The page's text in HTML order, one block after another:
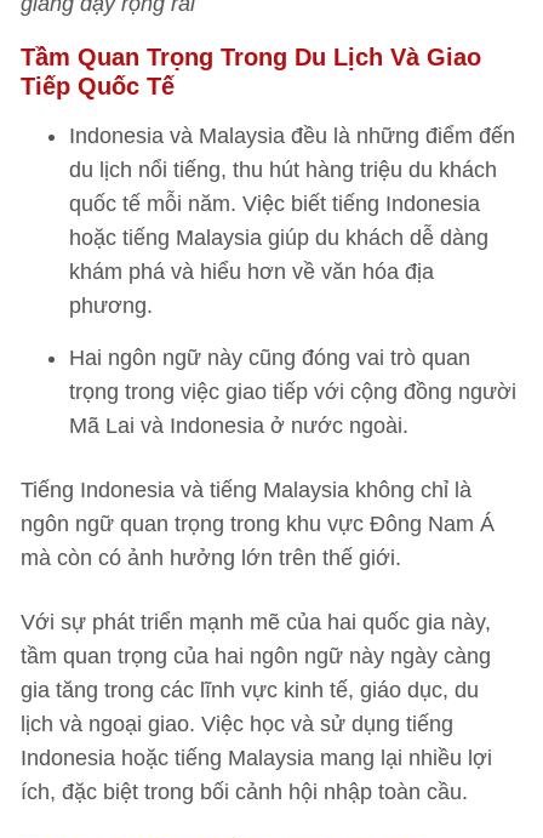
Tầm Quan Trọng Trong Du Lịch Và Giao
Tiếp Quốc Tế
Indonesia và Malaysia đều là những điểm đến
du lịch nổi tiếng, thu hút hàng triệu du khách
quốc tế mỗi năm. Việc biết tiếng Indonesia
hoặc tiếng Malaysia giúp du khách dễ dàng
khám phá và hiểu hơn về văn hóa địa
phương.
Hai ngôn ngữ này cũng đóng vai trò quan
trọng trong việc giao tiếp với cộng đồng người
Mã Lai và Indonesia ở nước ngoài.
Tiếng Indonesia và tiếng Malaysia không chỉ là
ngôn ngữ quan trọng trong khu vực Đông Nam Á
mà còn có ảnh hưởng lớn trên thế giới.
Với sự phát triển mạnh mẽ của hai quốc gia này,
tầm quan trọng của hai ngôn ngữ này ngày càng
gia tăng trong các lĩnh vực kinh tế, giáo dục, du
lịch và ngoại giao. Việc học và sử dụng tiếng
Indonesia hoặc tiếng Malaysia mang lại nhiều lợi
ích, đặc biệt trong bối cảnh hội nhập toàn cầu.